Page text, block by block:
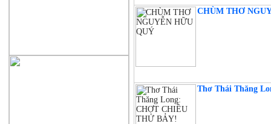
CHÙM THƠ
Thơ Thái Thăng